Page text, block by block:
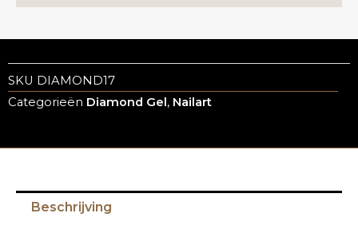
SKU DIAMOND17
Categorieën Diamond Gel, Nailart
Beschrijving